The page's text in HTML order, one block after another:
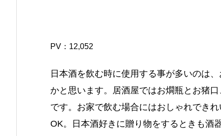
PV： 12,052
日本酒を飲む時に使用する事が多いのは
かと思います。居酒屋ではお燗瓶とお猪
です。お家で飲む場合にはおしゃれでき
OK。日本酒好きに贈り物をするときも酒